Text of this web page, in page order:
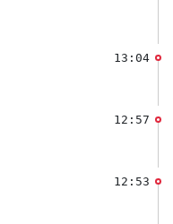
13:04
12:57
12:53